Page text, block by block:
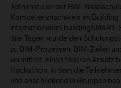
Teilnahme an der BIM-
Kompetenznachweis im
internationalem
drei Tagen wurde den
zu BIM-Prozessen, BIM-Zielen
vermittelt. Einen freieren Ansatz
Hackathon, in dem die
und anschließend in Gruppen